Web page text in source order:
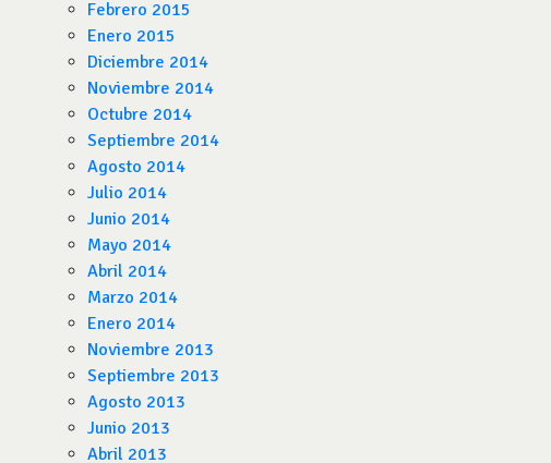
Febrero 2015
Enero 2015
Diciembre 2014
Noviembre 2014
Octubre 2014
Septiembre 2014
Agosto 2014
Julio 2014
Junio 2014
Mayo 2014
Abril 2014
Marzo 2014
Enero 2014
Noviembre 2013
Septiembre 2013
Agosto 2013
Junio 2013
Abril 2013